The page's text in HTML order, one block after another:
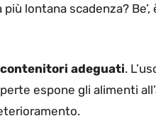
lontana scadenza? Be’,
contenitori adeguati.
espone gli alimenti